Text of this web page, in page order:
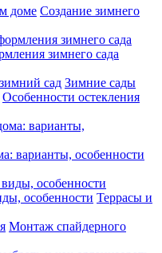
Создание зимнего
зимнего сада
сад Зимние сады
Особенности остекления
варианты, особенности
особенности Террасы и
Монтаж спайдерного